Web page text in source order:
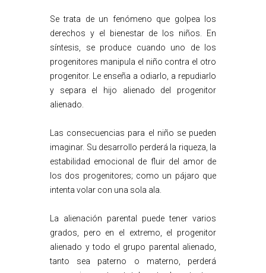
Se trata de un fenómeno que golpea los
derechos y el bienestar de los niños. En
síntesis, se produce cuando uno de los
progenitores manipula el niño contra el otro
progenitor. Le enseña a odiarlo, a repudiarlo
y separa el hijo alienado del progenitor
alienado.
Las consecuencias para el niño se pueden
imaginar. Su desarrollo perderá la riqueza, la
estabilidad emocional de fluir del amor de
los dos progenitores; como un pájaro que
intenta volar con una sola ala.
La alienación parental puede tener varios
grados, pero en el extremo, el progenitor
alienado y todo el grupo parental alienado,
tanto sea paterno o materno, perderá